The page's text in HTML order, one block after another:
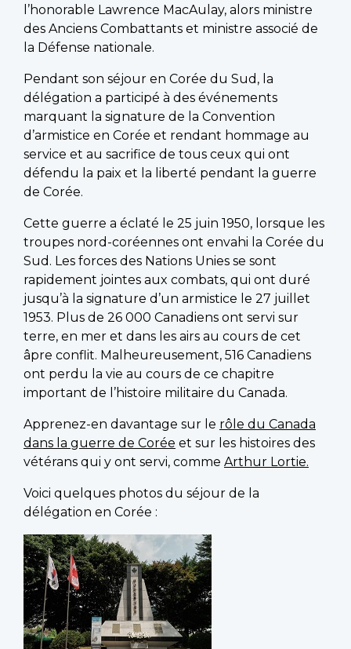
l’honorable Lawrence MacAulay, alors ministre
des Anciens Combattants et ministre associé de
la Défense nationale.
Pendant son séjour en Corée du Sud, la
délégation a participé à des événements
marquant la signature de la Convention
d’armistice en Corée et rendant hommage au
service et au sacrifice de tous ceux qui ont
défendu la paix et la liberté pendant la guerre
de Corée.
Cette guerre a éclaté le 25 juin 1950, lorsque les
troupes nord-coréennes ont envahi la Corée du
Sud. Les forces des Nations Unies se sont
rapidement jointes aux combats, qui ont duré
jusqu’à la signature d’un armistice le 27 juillet
1953. Plus de 26 000 Canadiens ont servi sur
terre, en mer et dans les airs au cours de cet
âpre conflit. Malheureusement, 516 Canadiens
ont perdu la vie au cours de ce chapitre
important de l’histoire militaire du Canada.
Apprenez-en davantage sur le rôle du Canada
dans la guerre de Corée et sur les histoires des
vétérans qui y ont servi, comme Arthur Lortie.
Voici quelques photos du séjour de la
délégation en Corée :